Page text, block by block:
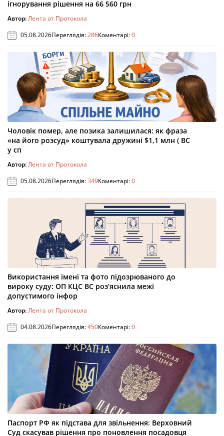
ігнорування рішення на 66 560 грн
Автор:Лента от Протокола
05.08.2026Переглядів:286Коментарі:0
Чоловік помер, але позика залишилася: як фраза
«на його розсуд» коштувала дружині $1,1 млн ( ВС
у сп
Автор:Лента от Протокола
05.08.2026Переглядів:349Коментарі:0
Використання імені та фото підозрюваного до
вироку суду: ОП КЦС ВС роз’яснила межі
допустимого інфор
Автор:Лента от Протокола
04.08.2026Переглядів:450Коментарі:0
Паспорт РФ як підстава для звільнення: Верховний
Суд скасував рішення про поновлення посадовця